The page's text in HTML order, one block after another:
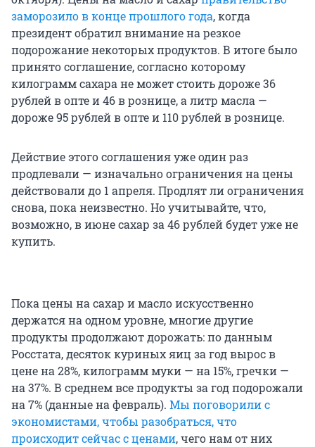
заморозило в конце прошлого года, когда
президент обратил внимание на резкое
подорожание некоторых продуктов. В итоге было
принято соглашение, согласно которому
килограмм сахара не может стоить дороже 36
рублей в опте и 46 в рознице, а литр масла —
дороже 95 рублей в опте и 110 рублей в рознице.
Действие этого соглашения уже один раз
продлевали — изначально ограничения на цены
действовали до 1 апреля. Продлят ли ограничения
снова, пока неизвестно. Но учитывайте, что,
возможно, в июне сахар за 46 рублей будет уже не
купить.
Пока цены на сахар и масло искусственно
держатся на одном уровне, многие другие
продукты продолжают дорожать: по данным
Росстата, десяток куриных яиц за год вырос в
цене на 28%, килограмм муки — на 15%, гречки —
на 37%. В среднем все продукты за год подорожали
на 7% (данные на февраль). Мы поговорили с
экономистами, чтобы разобраться, что
происходит сейчас с ценами, чего нам от них